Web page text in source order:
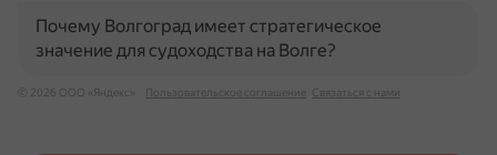
Почему Волгоград имеет стратегическое
значение для судоходства на Волге?
© 2026 ООО «Яндекс» Пользовательское соглашение Связаться с нами